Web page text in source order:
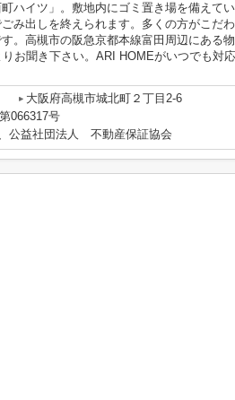
ハイツ」。敷地内にゴミ置き場を備えて
み出しを終えられます。多くの方がこだわ
。高槻市の阪急京都本線富田周辺にある
お聞き下さい。ARI HOMEがいつでも対
大阪府高槻市城北町２丁目2-6
066317号
公益社団法人 不動産保証協会